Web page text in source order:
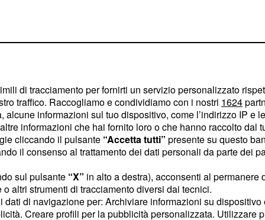
Vayerha analizzato i
dell'ultimo Tour de
"Vingegaard è un
di tracciamento per fornirti un servizio personalizzato
traffico. Raccogliamo e condividiamo con i nostri 1624
informazioni sul tuo dispositivo, come l’indirizzo IP e
informazioni che hai fornito loro o che hanno raccolto dal
cliccando il pulsante “Accetta tutti” presente su questo
il consenso al trattamento dei dati personali da parte dei
sul pulsante “X” in alto a destra), acconsenti al
altri strumenti di tracciamento diversi dai tecnici.
dati di navigazione per: Archiviare informazioni su
Creare profili per la pubblicità personalizzata. Utilizzare